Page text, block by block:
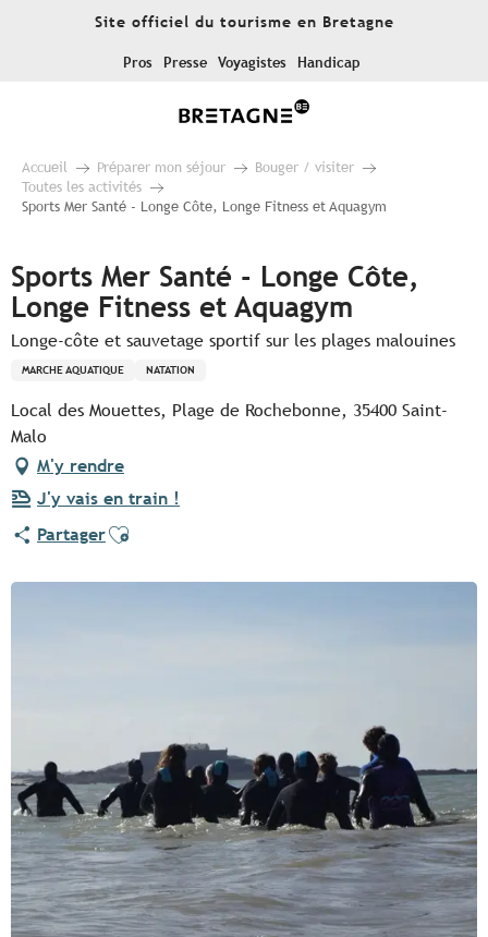
Site officiel du tourisme en Bretagne
Pros Presse Voyagistes Handicap
Accueil Préparer mon séjour
Bouger / visiter
Toutes les activités
Sports Mer Santé - Longe Côte, Longe Fitness et Aquagym
Sports Mer Santé - Longe Côte,
Longe Fitness et Aquagym
Longe-côte et sauvetage sportif sur les plages malouines
MARCHE AQUATIQUE NATATION
Local des Mouettes, Plage de Rochebonne, 35400 Saint-
Malo
M'y rendre
J'y vais en train !
PartagerAjouter aux favoris